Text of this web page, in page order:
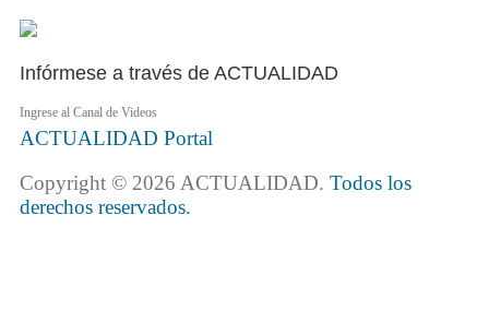
Infórmese a través de ACTUALIDAD
Ingrese al Canal de Videos
ACTUALIDAD Portal
Copyright © 2026 ACTUALIDAD. Todos los
derechos reservados.